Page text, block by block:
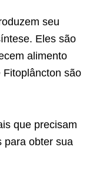
seu
Eles são
alimento
Fitoplâncton são
que precisam
para obter sua